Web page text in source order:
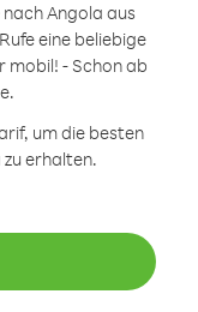
Angola aus
Rufe eine beliebige
mobil! - Schon ab
um die besten
erhalten.